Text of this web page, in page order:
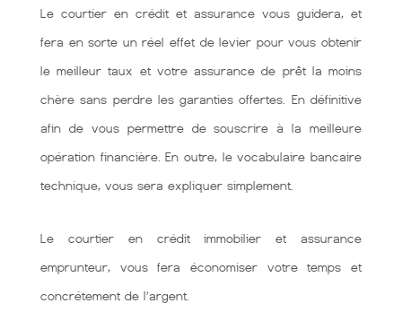
Le courtier en crédit et assurance vous guidera, et
fera en sorte un réel effet de levier pour vous obtenir
le meilleur taux et votre assurance de prêt la moins
chère sans perdre les garanties offertes. En définitive
afin de vous permettre de souscrire à la meilleure
opération financière. En outre, le vocabulaire bancaire
technique, vous sera expliquer simplement.
Le courtier en crédit immobilier et assurance
emprunteur, vous fera économiser votre temps et
concrétement de l’argent.